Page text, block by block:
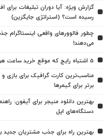
گزارش ویژه: آیا دوران تبلیغات
رسیده است؟ (استراتژی جایگزین)
چطور فالوورهای واقعی اینستاگرام
می‌دهند!
5 اشتباه رایج که موقع خرید ساعت هوشمند طرح اپل واچ نباید انجام بدید!
برتر برای گیمرها
بهترین دانلود منیجر برای آیفون:
دستگاه‌های اپل
بهترین راه برای جذب مشتریان جدید